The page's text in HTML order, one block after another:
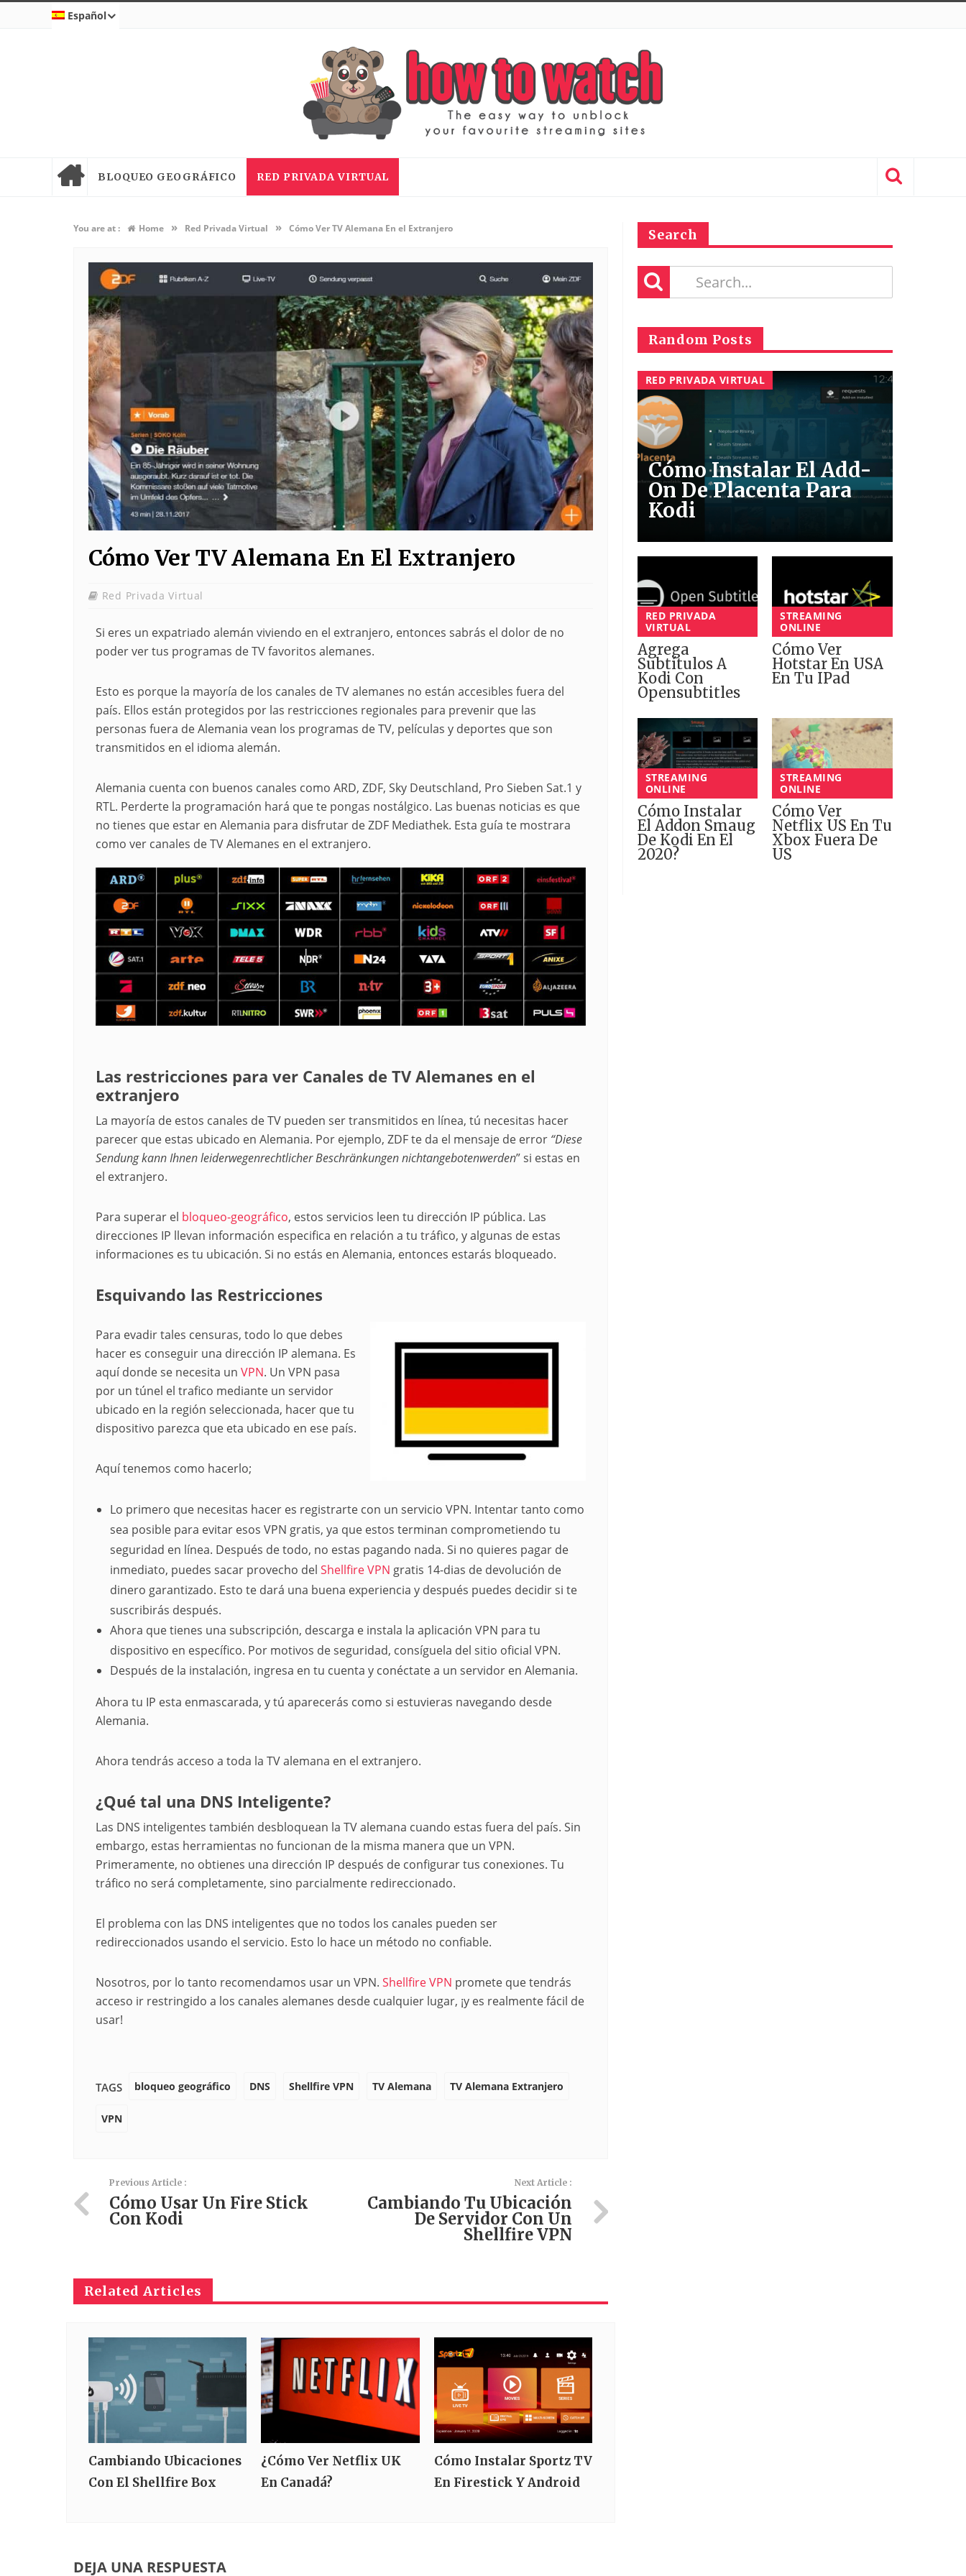
Español
BLOQUEO GEOGRÁFICO RED PRIVADA VIRTUAL
You are at : Home » Red Privada Virtual » Cómo Ver TV Alemana En el Extranjero
Cómo Ver TV Alemana En El Extranjero
Red Privada Virtual
Si eres un expatriado alemán viviendo en el extranjero, entonces sabrás el dolor de no
poder ver tus programas de TV favoritos alemanes.
Esto es porque la mayoría de los canales de TV alemanes no están accesibles fuera del
país. Ellos están protegidos por las restricciones regionales para prevenir que las
personas fuera de Alemania vean los programas de TV, películas y deportes que son
transmitidos en el idioma alemán.
Alemania cuenta con buenos canales como ARD, ZDF, Sky Deutschland, Pro Sieben Sat.1 y
RTL. Perderte la programación hará que te pongas nostálgico. Las buenas noticias es que
no tienes que estar en Alemania para disfrutar de ZDF Mediathek. Esta guía te mostrara
como ver canales de TV Alemanes en el extranjero.
Las restricciones para ver Canales de TV Alemanes en el
extranjero
La mayoría de estos canales de TV pueden ser transmitidos en línea, tú necesitas hacer
parecer que estas ubicado en Alemania. Por ejemplo, ZDF te da el mensaje de error “Diese
Sendung kann Ihnen leiderwegenrechtlicher Beschränkungen nichtangebotenwerden” si estas en
el extranjero.
Para superar el bloqueo-geográfico, estos servicios leen tu dirección IP pública. Las
direcciones IP llevan información especifica en relación a tu tráfico, y algunas de estas
informaciones es tu ubicación. Si no estás en Alemania, entonces estarás bloqueado.
Esquivando las Restricciones
Para evadir tales censuras, todo lo que debes
hacer es conseguir una dirección IP alemana. Es
aquí donde se necesita un VPN. Un VPN pasa
por un túnel el trafico mediante un servidor
ubicado en la región seleccionada, hacer que tu
dispositivo parezca que eta ubicado en ese país.
Aquí tenemos como hacerlo;
Lo primero que necesitas hacer es registrarte con un servicio VPN. Intentar tanto como
sea posible para evitar esos VPN gratis, ya que estos terminan comprometiendo tu
seguridad en línea. Después de todo, no estas pagando nada. Si no quieres pagar de
inmediato, puedes sacar provecho del Shellfire VPN gratis 14-dias de devolución de
dinero garantizado. Esto te dará una buena experiencia y después puedes decidir si te
suscribirás después.
Ahora que tienes una subscripción, descarga e instala la aplicación VPN para tu
dispositivo en específico. Por motivos de seguridad, consíguela del sitio oficial VPN.
Después de la instalación, ingresa en tu cuenta y conéctate a un servidor en Alemania.
Ahora tu IP esta enmascarada, y tú aparecerás como si estuvieras navegando desde
Alemania.
Ahora tendrás acceso a toda la TV alemana en el extranjero.
¿Qué tal una DNS Inteligente?
Las DNS inteligentes también desbloquean la TV alemana cuando estas fuera del país. Sin
embargo, estas herramientas no funcionan de la misma manera que un VPN.
Primeramente, no obtienes una dirección IP después de configurar tus conexiones. Tu
tráfico no será completamente, sino parcialmente redireccionado.
El problema con las DNS inteligentes que no todos los canales pueden ser
redireccionados usando el servicio. Esto lo hace un método no confiable.
Nosotros, por lo tanto recomendamos usar un VPN. Shellfire VPN promete que tendrás
acceso ir restringido a los canales alemanes desde cualquier lugar, ¡y es realmente fácil de
usar!
TAGS bloqueo geográfico DNS Shellfire VPN TV Alemana TV Alemana Extranjero
VPN
Previous Article :
Cómo Usar Un Fire Stick
Con Kodi
Next Article :
Cambiando Tu Ubicación
De Servidor Con Un
Shellfire VPN
Related Articles
Cambiando Ubicaciones
Con El Shellfire Box
¿Cómo Ver Netflix UK
En Canadá?
Cómo Instalar Sportz TV
En Firestick Y Android
DEJA UNA RESPUESTA
Search
Random Posts
RED PRIVADA VIRTUAL
Cómo Instalar El Add-
On De Placenta Para
Kodi
RED PRIVADA
VIRTUAL
Agrega
Subtítulos A
Kodi Con
Opensubtitles
STREAMING
ONLINE
Cómo Ver
Hotstar En USA
En Tu IPad
STREAMING
ONLINE
Cómo Instalar
El Addon Smaug
De Kodi En El
2020?
STREAMING
ONLINE
Cómo Ver
Netflix US En Tu
Xbox Fuera De
US